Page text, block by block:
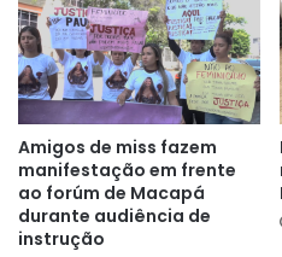
Amigos de miss fazem
manifestação em frente
ao forúm de Macapá
durante audiência de
instrução